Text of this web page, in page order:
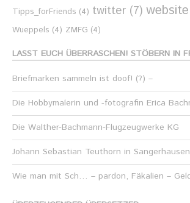
Tipps_forFriends (4) twitter (7) website
Wueppels (4) ZMFG (4)
LASST EUCH ÜBERRASCHEN! STÖBERN IN
Briefmarken sammeln ist doof! (?) –
Die Hobbymalerin und -fotografin Erica
Die Walther-Bachmann-Flugzeugwerke KG
Johann Sebastian Teuthorn in
Wie man mit Sch… – pardon, Fäkalien –